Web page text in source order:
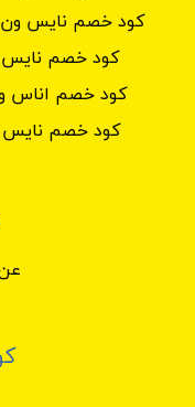
كود خصم نايس ون
كود خصم نايس
كود خصم اناس وعد التركي
كود خصم نايس